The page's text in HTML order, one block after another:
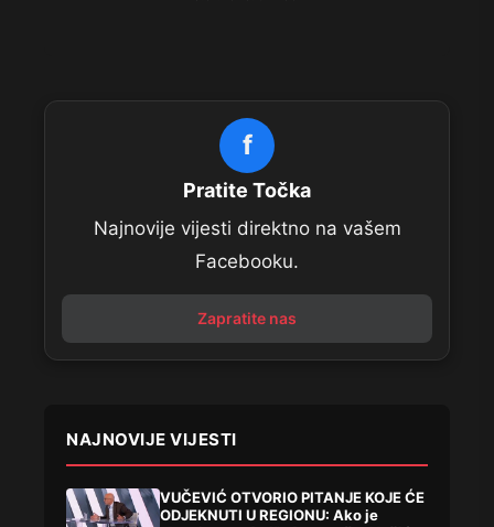
f
Pratite Točka
Najnovije vijesti direktno na vašem
Facebooku.
Zapratite nas
NAJNOVIJE VIJESTI
VUČEVIĆ OTVORIO PITANJE KOJE ĆE
ODJEKNUTI U REGIONU: Ako je